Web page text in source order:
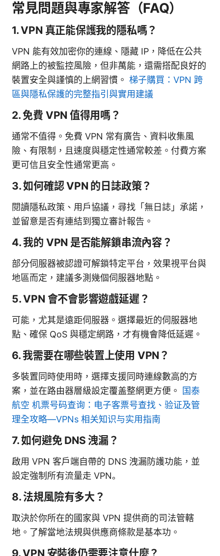
常見問題與專家解答（FAQ）
1. VPN 真正能保護我的隱私嗎？
VPN 能有效加密你的連線、隱藏 IP，降低在公共
網路上的被監控風險，但非萬能，還需搭配良好的
裝置安全與謹慎的上網習慣。 梯子購買：VPN 跨
區與隱私保護的完整指引與實用建議
2. 免費 VPN 值得用嗎？
通常不值得。免費 VPN 常有廣告、資料收集風
險、有限制，且速度與穩定性通常較差。付費方案
更可信且安全性通常更高。
3. 如何確認 VPN 的日誌政策？
閱讀隱私政策、用戶協議，尋找「無日誌」承諾，
並留意是否有連結到獨立審計報告。
4. 我的 VPN 是否能解鎖串流內容？
部分伺服器被認證可解鎖特定平台，效果視平台與
地區而定，建議多測幾個伺服器地點。
5. VPN 會不會影響遊戲延遲？
可能，尤其是遠距伺服器。選擇最近的伺服器地
點、確保 QoS 與穩定網路，才有機會降低延遲。
6. 我需要在哪些裝置上使用 VPN？
多裝置同時使用時，選擇支援同時連線數高的方
案，並在路由器層級設定覆盖整網更方便。
国泰
航空 机票号码查询：电子客票号查找、验证及管
理全攻略—VPNs 相关知识与实用指南
7. 如何避免 DNS 洩漏？
啟用 VPN 客戶端自帶的 DNS 洩漏防護功能，並
設定強制所有流量走 VPN。
8. 法規風險有多大？
取決於你所在的國家與 VPN 提供商的司法管轄
地。了解當地法規與供應商條款是基本功。
9. VPN 安裝後仍需要注意什麼？